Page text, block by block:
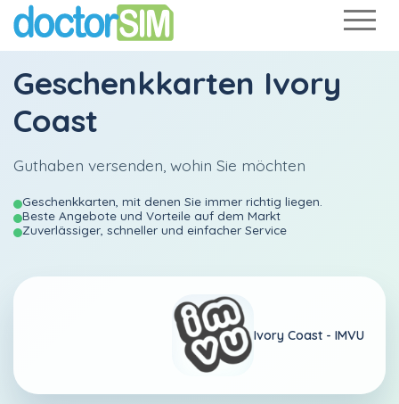
Geschenkkarten Ivory
Coast
Guthaben versenden, wohin Sie möchten
Geschenkkarten, mit denen Sie immer richtig liegen.
Beste Angebote und Vorteile auf dem Markt
Zuverlässiger, schneller und einfacher Service
Ivory Coast - IMVU